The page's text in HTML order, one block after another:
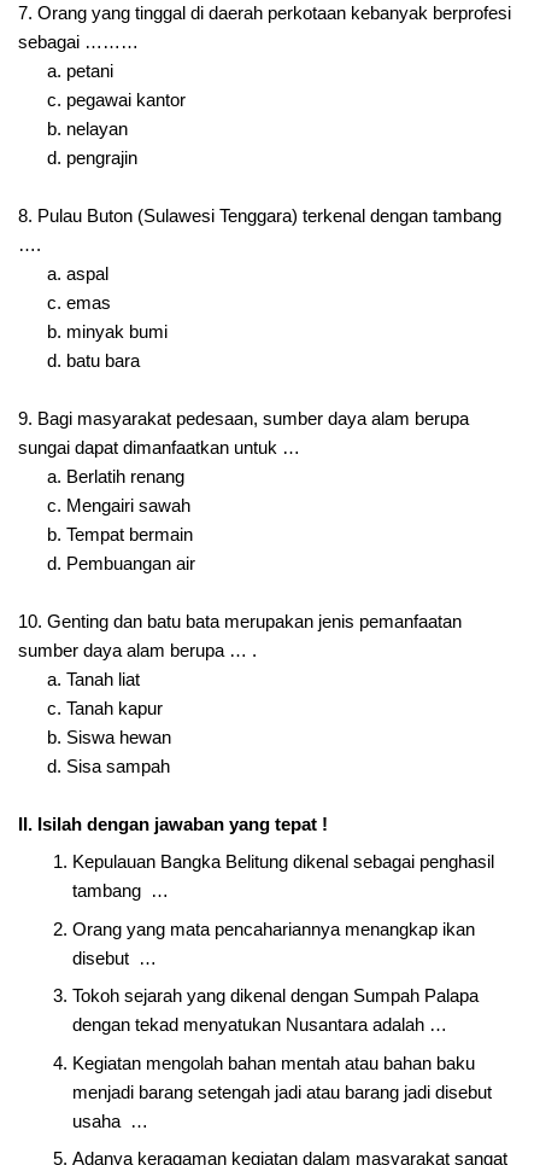
7. Orang yang tinggal di daerah perkotaan kebanyak berprofesi
sebagai ………
a. petani
c. pegawai kantor
b. nelayan
d. pengrajin
8. Pulau Buton (Sulawesi Tenggara) terkenal dengan tambang
….
a. aspal
c. emas
b. minyak bumi
d. batu bara
9. Bagi masyarakat pedesaan, sumber daya alam berupa
sungai dapat dimanfaatkan untuk …
a. Berlatih renang
c. Mengairi sawah
b. Tempat bermain
d. Pembuangan air
10. Genting dan batu bata merupakan jenis pemanfaatan
sumber daya alam berupa … .
a. Tanah liat
c. Tanah kapur
b. Siswa hewan
d. Sisa sampah
II. Isilah dengan jawaban yang tepat !
Kepulauan Bangka Belitung dikenal sebagai penghasil
tambang …
Orang yang mata pencahariannya menangkap ikan
disebut …
Tokoh sejarah yang dikenal dengan Sumpah Palapa
dengan tekad menyatukan Nusantara adalah …
Kegiatan mengolah bahan mentah atau bahan baku
menjadi barang setengah jadi atau barang jadi disebut
usaha …
Adanya keragaman kegiatan dalam masyarakat sangat